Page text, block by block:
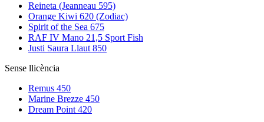
Reineta (Jeanneau 595)
Orange Kiwi 620 (Zodiac)
Spirit of the Sea 675
RAF IV Mano 21,5 Sport Fish
Justi Saura Llaut 850
Sense llicència
Remus 450
Marine Brezze 450
Dream Point 420